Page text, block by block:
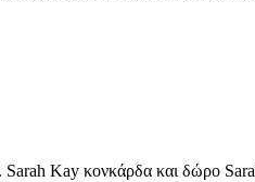
Kay κονκάρδα και δώρο